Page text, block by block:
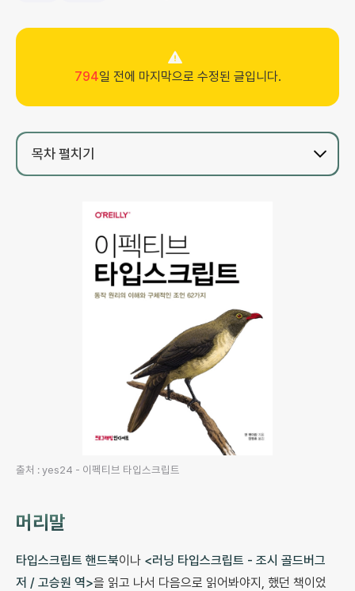
794일 전에 마지막으로 수정된 글입니다.
목차 펼치기
출처 : yes24 - 이펙티브 타입스크립트
머리말
타입스크립트 핸드북이나 <러닝 타입스크립트 - 조시 골드버그
저 / 고승원 역>을 읽고 나서 다음으로 읽어봐야지, 했던 책이었